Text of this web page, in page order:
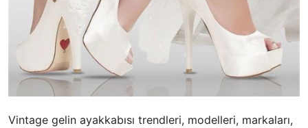
Vintage gelin ayakkabısı trendleri, modelleri, markaları,